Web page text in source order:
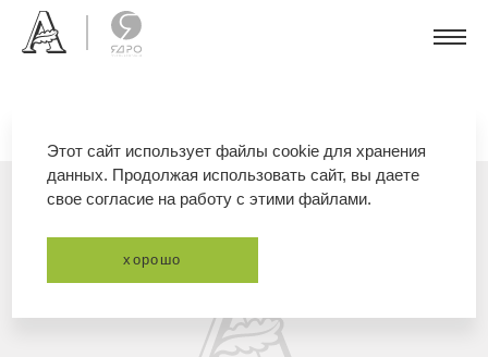
Этот сайт использует файлы cookie для хранения
данных. Продолжая использовать сайт, вы даете
свое согласие на работу с этими файлами.
хорошо